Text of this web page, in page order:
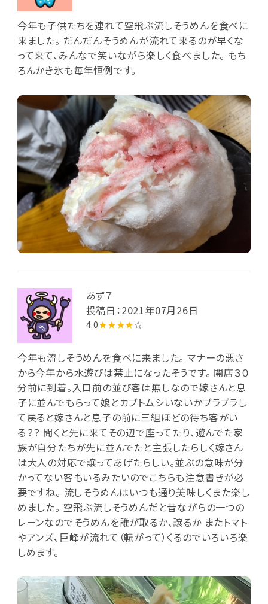
今年も子供たちを連れて空飛ぶ流しそうめんを食べに
来ました。 だんだんそうめんが流れて来るのが早くな
って来て、みんなで笑いながら楽しく食べました。 もち
ろんかき氷も毎年恒例です。
あず７
投稿日：2021年07月26日
4.0★★★★☆
今年も流しそうめんを食べに来ました。 マナーの悪さ
から今年から水遊びは禁止になったそうです。 開店３０
分前に到着。入口前の並び客は無しなので嫁さんと息
子に並んでもらって娘とカブトムシいないかブラブラし
て戻ると嫁さんと息子の前に三組ほどの待ち客がい
る？？ 聞くと先に来てその辺で座ってたり、遊んでた家
族が自分たちが先に並んでたと主張したらしく嫁さん
は大人の対応で譲ってあげたらしい。並ぶの意味が分
かってない客もいるみたいのでこちらも注意書きが必
要ですね。 流しそうめんはいつも通り美味しくまた楽し
めました。 空飛ぶ流しそうめんだと昔ながらの一つの
レーンなのでそうめんを誰が取るか、譲るか またトマト
やアンズ、巨峰が流れて（転がって）くるのでいろいろ楽
しめます。